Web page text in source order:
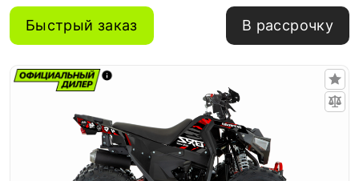
Быстрый заказ В рассрочку